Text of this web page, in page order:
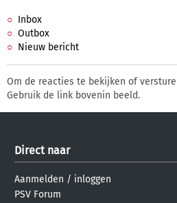
Inbox
Outbox
Nieuw bericht
Om de reacties te bekijken of
Gebruik de link bovenin beeld.
Direct naar
Aanmelden / inloggen
PSV Forum